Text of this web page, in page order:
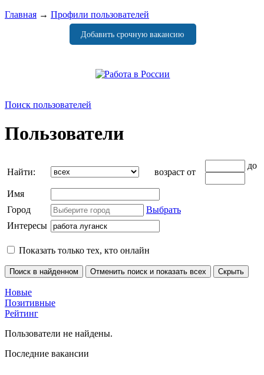
Главная → Профили пользователей
Добавить срочную вакансию
Поиск пользователей
Пользователи
Найти: возраст от
до
Имя
Город
Выбрать
Интересы
Показать только тех, кто онлайн
Новые
Позитивные
Рейтинг
Пользователи не найдены.
Последние вакансии